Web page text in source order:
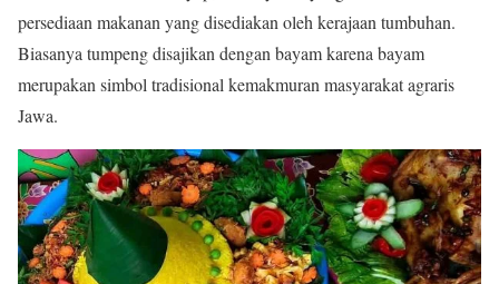
persediaan makanan yang disediakan oleh kerajaan tumbuhan.
Biasanya tumpeng disajikan dengan bayam karena bayam
merupakan simbol tradisional kemakmuran masyarakat agraris
Jawa.